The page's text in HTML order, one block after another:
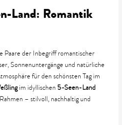
Land: Romantik
Paare der Inbegriff romantischer
Sonnenuntergänge und natürliche
für den schönsten Tag im
im idyllischen 5-Seen-Land
– stilvoll, nachhaltig und